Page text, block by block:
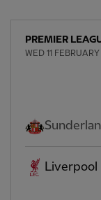
PREMIER
WED 11
Liverpool